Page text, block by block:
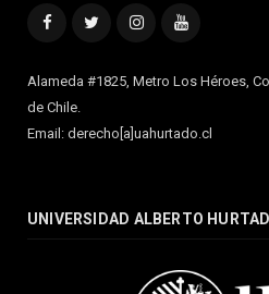
FacebookTwitterInstagramYouTube
Alameda #1825, Metro Los Héroes,
de Chile.
Email: derecho[a]uahurtado.cl
UNIVERSIDAD ALBERTO